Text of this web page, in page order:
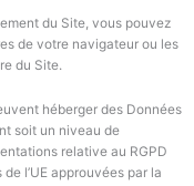
du Site, vous pouvez
de votre navigateur ou les
du Site.
héberger des Données
soit un niveau de
relative au RGPD
l’UE approuvées par la